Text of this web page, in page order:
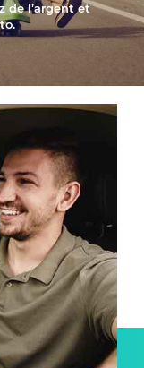
de l’argent et